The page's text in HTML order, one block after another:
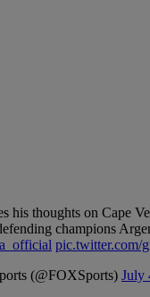
his thoughts on Cape
champions
pic.twitter.com/
(@FOXSports) July